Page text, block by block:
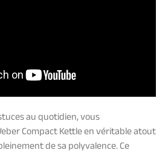
au quotidien, vous
Compact Kettle en véritable atout
de sa polyvalence. Ce